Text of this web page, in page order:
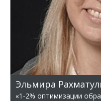
Эльмира
«1-2% оптимизации